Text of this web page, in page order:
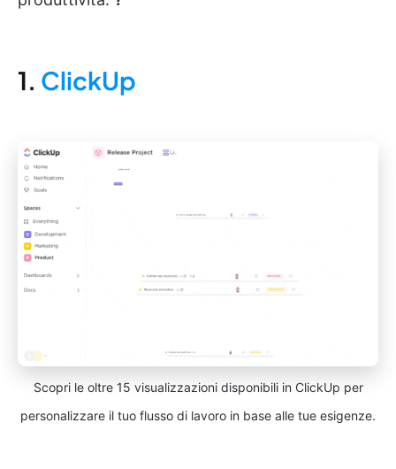
1. ClickUp
Scopri le oltre 15 visualizzazioni disponibili in ClickUp per
personalizzare il tuo flusso di lavoro in base alle tue esigenze.